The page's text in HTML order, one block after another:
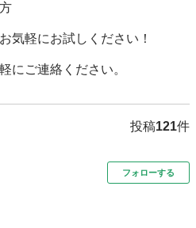
気軽にお試しください！
にご連絡ください。
投稿121件
フォローする